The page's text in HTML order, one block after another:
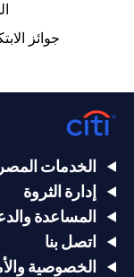
جوائز
الخدمات
إدارة الثروة
المساعدة
اتصل بنا
الخصوصية